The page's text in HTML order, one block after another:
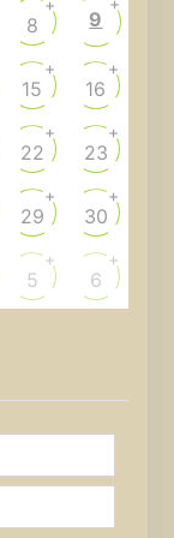
8
+
9
15
+
16
+
22
+
23
+
29
+
30
+
5
+
6
+